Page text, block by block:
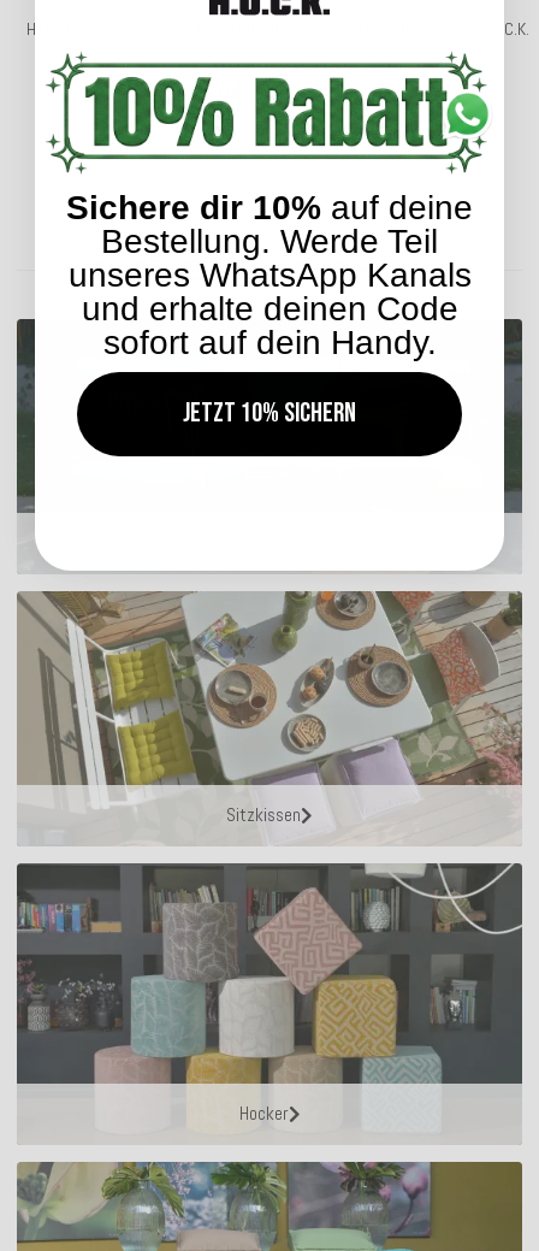
H.O.C.K. Howy Kissen mit Keder 60x40cm multi red col. 00
ab28,04 €
Lieferzeit: ca. 2-4 Werktage
ENTDECKEN SIE UNSER SORTIMENT
Sitzkissen
Hocker
Sichere dir 10% auf deine
Bestellung. Werde Teil
unseres WhatsApp Kanals
und erhalte deinen Code
sofort auf dein Handy.
Jetzt 10% sichern